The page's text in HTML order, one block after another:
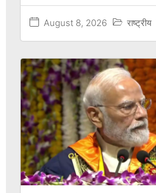
August 8, 2026 राष्ट्रीय